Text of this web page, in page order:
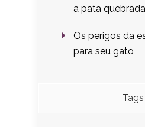
a pata quebrada
Os perigos da
para seu gato
Tags